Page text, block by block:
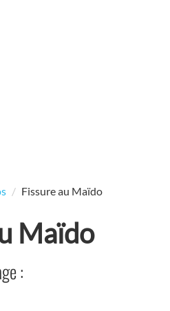
Fissure au Maïdo
Maïdo
: